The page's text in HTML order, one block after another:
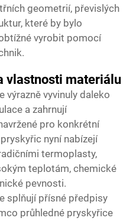
geometrií, převislých
které by bylo
vyrobit pomocí
vlastnosti materiálu
výrazně vyvinuly daleko
a zahrnují
pro konkrétní
nyní nabízejí
termoplasty,
teplotám, chemické
pevnosti.
splňují přísné předpisy
průhledné pryskyřice